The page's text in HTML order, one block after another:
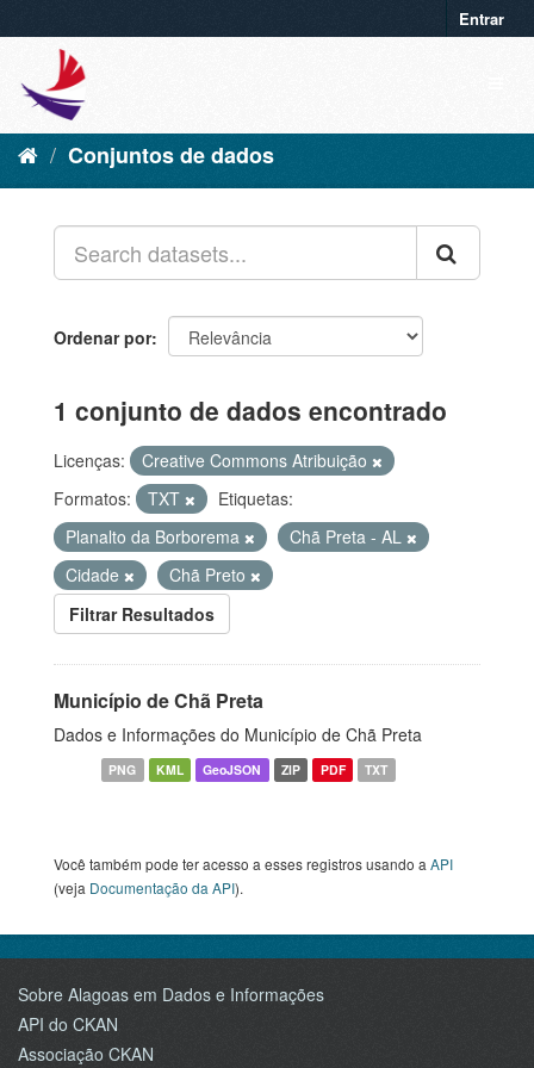
Entrar
Conjuntos de dados
Ordenar por
1 conjunto de dados encontrado
Licenças:
Creative Commons Atribuição
Formatos:
TXT
Etiquetas:
Planalto da Borborema
Chã Preta - AL
Cidade
Chã Preto
Filtrar Resultados
Município de Chã Preta
Dados e Informações do Município de Chã Preta
PNG KML GeoJSON ZIP PDF TXT
Você também pode ter acesso a esses registros usando a API
(veja Documentação da API).
Sobre Alagoas em Dados e Informações
API do CKAN
Associação CKAN